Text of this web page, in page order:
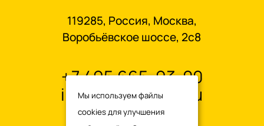
119285, Россия, Москва,
Воробьёвское шоссе, 2с8
+7 495 665-93-00
info@oilbardahl.ru
Мы используем файлы
cookies для улучшения